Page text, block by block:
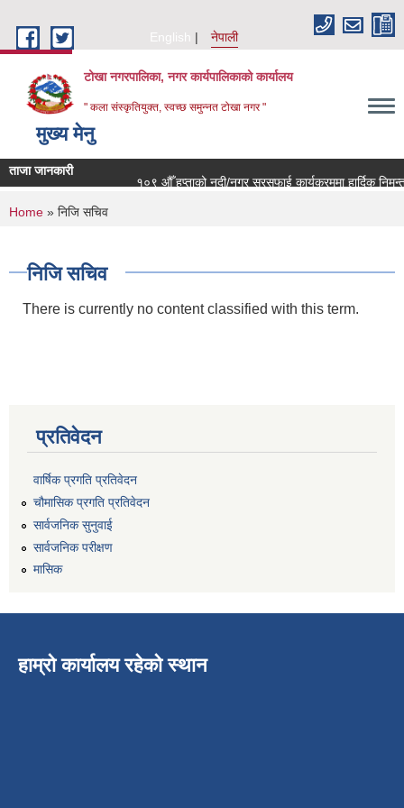
English
नेपाली
टोखा नगरपालिका, नगर कार्यपालिकाको कार्यालय
" कला संस्कृतियुक्त, स्वच्छ समुन्‍नत टोखा नगर "
मुख्य मेनु
ताजा जानकारी
१०९ औँ हप्ताको नदी/नगर सरसफाई कार्यक्रममा हार्दिक
You are here
Home » निजि सचिव
निजि सचिव
There is currently no content classified with this term.
प्रतिवेदन
वार्षिक प्रगति प्रतिवेदन
चौमासिक प्रगति प्रतिवेदन
सार्वजनिक सुनुवाई
सार्वजनिक परीक्षण
मासिक
हाम्रो कार्यालय रहेको स्थान